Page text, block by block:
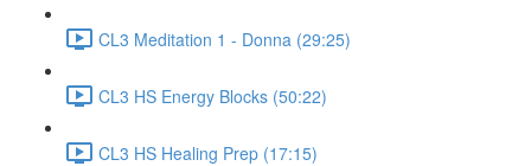
CL3 Meditation 1 - Donna (29:25)
CL3 HS Energy Blocks (50:22)
CL3 HS Healing Prep (17:15)